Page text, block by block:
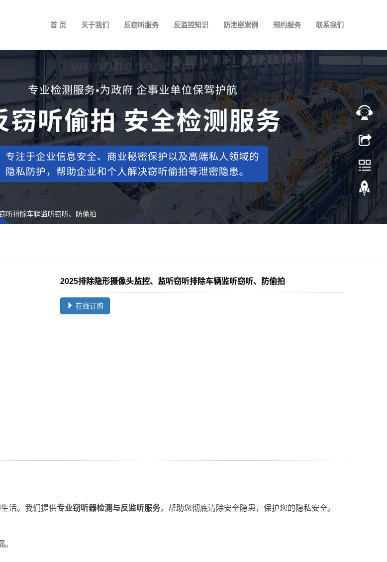
首 页 关于我们 反窃听服务 反监控知识 防泄密案例 预约服务 联系我们
听排除车辆监听窃听、防偷拍
2025排除隐形摄像头监控、监听窃听排除车辆监听窃听、防偷拍
在线订购
活。我们提供专业窃听器检测与反监听服务，帮助您彻底清除安全隐患，保护您的隐私安全。